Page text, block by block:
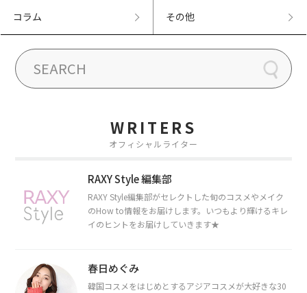
コラム その他
WRITERS
オフィシャルライター
RAXY Style 編集部
RAXY Style編集部がセレクトした旬のコスメやメイク
のHow to情報をお届けします。いつもより輝けるキレ
イのヒントをお届けしていきます★
春日めぐみ
韓国コスメをはじめとするアジアコスメが大好きな30